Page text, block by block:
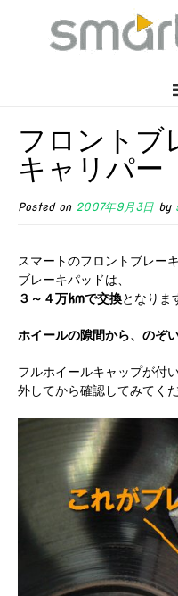
フロントブ
キャリパー
Posted on 2007年9月3日 by
スマートのフロントブレーキ
ブレーキパッドは、
３～４万kmで交換となりま
ホイールの隙間から、のぞ
フルホイールキャップが付
外してから確認してみてくだ